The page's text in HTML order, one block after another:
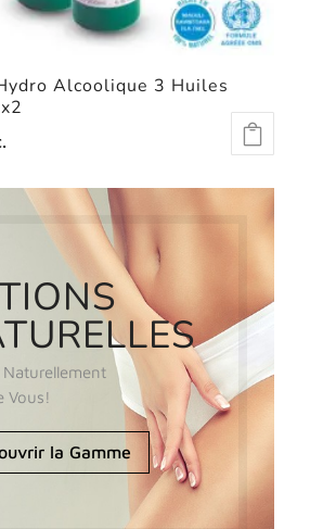
Alcoolique 3 Huiles
Naturellement
Vous!
la Gamme